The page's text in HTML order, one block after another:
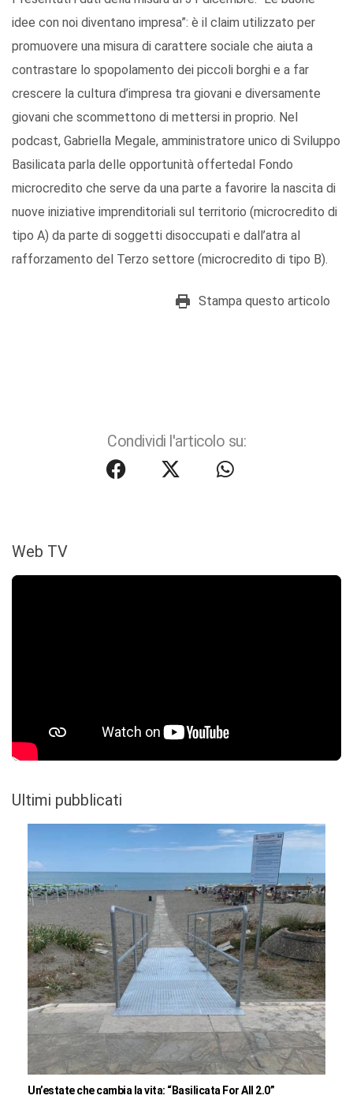
idee con noi diventano impresa”: è il claim utilizzato per
promuovere una misura di carattere sociale che aiuta a
contrastare lo spopolamento dei piccoli borghi e a far
crescere la cultura d’impresa tra giovani e diversamente
giovani che scommettono di mettersi in proprio. Nel
podcast, Gabriella Megale, amministratore unico di Sviluppo
Basilicata parla delle opportunità offertedal Fondo
microcredito che serve da una parte a favorire la nascita di
nuove iniziative imprenditoriali sul territorio (microcredito di
tipo A) da parte di soggetti disoccupati e dall’atra al
rafforzamento del Terzo settore (microcredito di tipo B).
Stampa questo articolo
Condividi l'articolo su:
Web TV
Ultimi pubblicati
Un’estate che cambia la vita: “Basilicata For All 2.0”